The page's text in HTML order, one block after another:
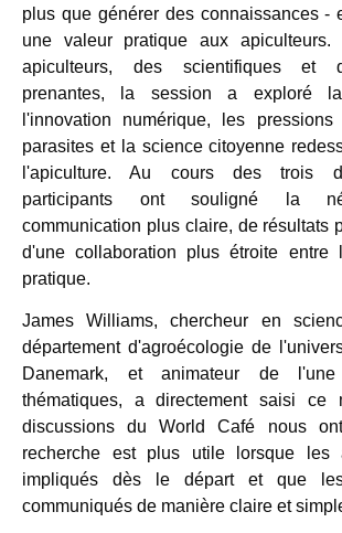
plus que générer des connaissances -
une valeur pratique aux apiculteurs.
apiculteurs, des scientifiques et
prenantes, la session a exploré
l'innovation numérique, les
parasites et la science citoyenne
l'apiculture. Au cours des trois
participants ont souligné la
communication plus claire, de résultats
d'une collaboration plus étroite
pratique.
James Williams, chercheur en
département d'agroécologie de
Danemark, et animateur de
thématiques, a directement saisi ce
discussions du World Café nous
recherche est plus utile lorsque les
impliqués dès le départ et que
communiqués de manière claire et